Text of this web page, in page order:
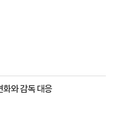
화와 감독 대응